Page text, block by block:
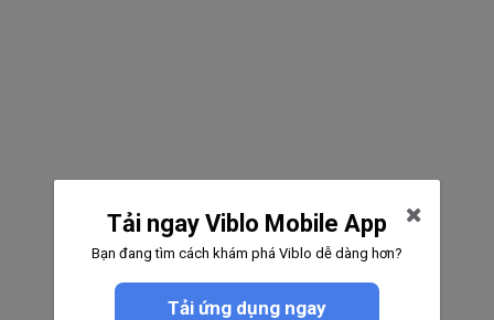
Tải ngay Viblo Mobile App
Bạn đang tìm cách khám phá Viblo dễ dàng hơn?
Tải ứng dụng ngay